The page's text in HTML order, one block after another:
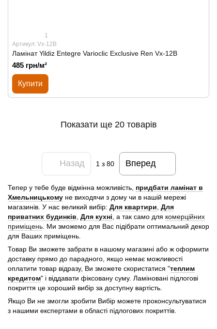
1
Артикул: Vx-12B
Ламінат Yildiz Entegre Varioclic Exclusive Ren Vx-12B
485 грн/м²
Купити
Показати ще 20 товарів
Назад 1 з 80 Вперед
Тепер у тебе буде відмінна можливість, придбати ламінат в
Хмельницькому не виходячи з дому чи в нашій мережі
магазинів. У нас великий вибір: Для квартири Для
приватних будинків Для кухні , а так само для комерційних
приміщень . Ми зможемо для Вас підібрати оптимальний декор
для Ваших приміщень.
Товар Ви зможете забрати в нашому магазині або ж оформити
доставку прямо до парадного, якщо немає можливості
оплатити товар відразу, Ви зможете скористатися "теплим
кредитом" і віддавати фіксовану суму. Ламіновані підлогові
покриття це хороший вибір за доступну вартість.
Якщо Ви не змогли зробити Вибір можете проконсультуватися
з нашими експертами в області підлогових покриттів.